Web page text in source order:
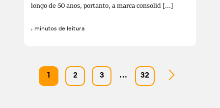
longo de 50 anos, portanto, a marca consolid [...]
4 minutos de leitura
2 3 … 32